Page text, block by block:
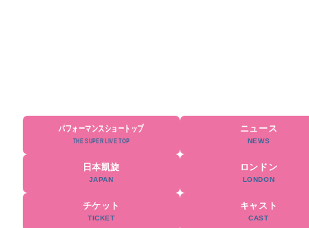
パフォーマンスショートップ ニュース
日本凱旋 ロンドン
チケット キャスト